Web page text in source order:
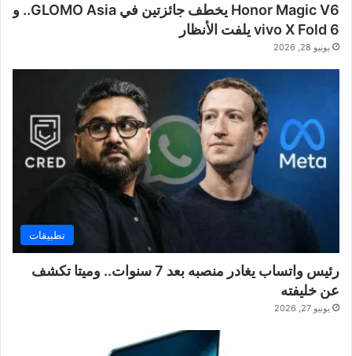
Honor Magic V6 يخطف جائزتين في GLOMO Asia.. و
vivo X Fold 6 يلفت الأنظار
يونيو 28, 2026
تطبيقات
رئيس واتساب يغادر منصبه بعد 7 سنوات.. وميتا تكشف
عن خليفته
يونيو 27, 2026